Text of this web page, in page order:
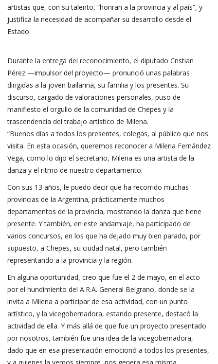
artistas que, con su talento, “honran a la provincia y al país”, y
justifica la necesidad de acompañar su desarrollo desde el
Estado.
Durante la entrega del reconocimiento, el diputado Cristian
Pérez —impulsor del proyecto— pronunció unas palabras
dirigidas a la joven bailarina, su familia y los presentes. Su
discurso, cargado de valoraciones personales, puso de
manifiesto el orgullo de la comunidad de Chepes y la
trascendencia del trabajo artístico de Milena.
“Buenos días a todos los presentes, colegas, al público que nos
visita. En esta ocasión, queremos reconocer a Milena Fernández
Vega, como lo dijo el secretario, Milena es una artista de la
danza y el ritmo de nuestro departamento.
Con sus 13 años, le puedo decir que ha recorrido muchas
provincias de la Argentina, prácticamente muchos
departamentos de la provincia, mostrando la danza que tiene
presente. Y también, en este andamiaje, ha participado de
varios concursos, en los que ha dejado muy bien parado, por
supuesto, a Chepes, su ciudad natal, pero también
representando a la provincia y la región.
En alguna oportunidad, creo que fue el 2 de mayo, en el acto
por el hundimiento del A.R.A. General Belgrano, donde se la
invita a Milena a participar de esa actividad, con un punto
artístico, y la vicegobernadora, estando presente, destacó la
actividad de ella. Y más allá de que fue un proyecto presentado
por nosotros, también fue una idea de la vicegobernadora,
dado que en esa presentación emocionó a todos los presentes,